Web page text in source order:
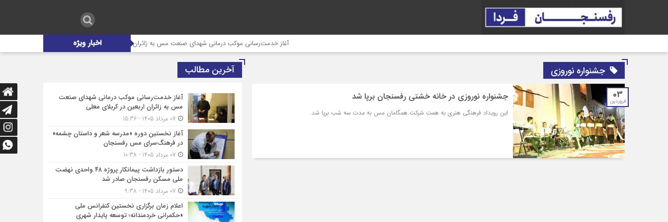
اخبار ویژهآغاز خدمت‌رسانی موکب درمانی شهدای صنعت مس به زائران اربعین در کربلای معلی
جشنواره نوروزی
03
فروردین جشنواره نوروزی در خانه خشتی رفسنجان برپا شد
این رویداد فرهنگی هنری به همت شرکت همگامان مس به مدت سه شب برپا شد.
آخرین مطالب
آغاز خدمت‌رسانی موکب درمانی شهدای صنعت
مس به زائران اربعین در کربلای معلی
آغاز نخستین دوره «مدرسه شعر و داستان چشمه»
در فرهنگ‌سرای مس رفسنجان
دستور بازداشت پیمانکار پروژه ۴۸ واحدی نهضت
ملی مسکن رفسنجان صادر شد
اعلام زمان برگزاری نخستین کنفرانس ملی
«حکمرانی خردمندانه؛ توسعه پایدار شهری